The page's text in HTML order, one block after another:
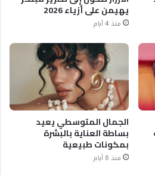
يهيمن على أزياء 2026
منذ 4 أيام
الجمال المتوسطي يعيد
بساطة العناية بالبشرة
بمكونات طبيعية
منذ 6 أيام